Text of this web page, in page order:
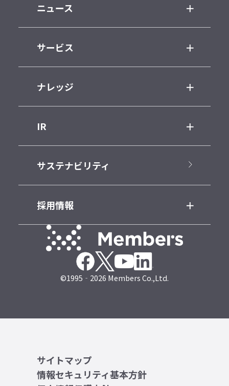
ニュース
サービス
ナレッジ
IR
サステナビリティ
採用情報
©1995‐2026 Members Co.,Ltd.
サイトマップ
情報セキュリティ基本方針